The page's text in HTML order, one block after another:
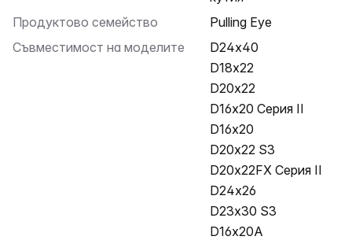
Продуктово семейство
Pulling Eye
Съвместимост на моделите
D24x40
D18x22
D20x22
D16x20 Серия II
D16x20
D20x22 S3
D20x22FX Серия II
D24x26
D23x30 S3
D16x20A